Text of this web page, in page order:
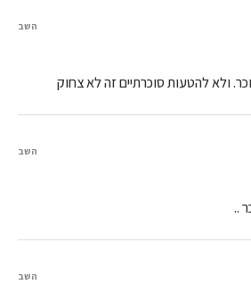
ולא להטעות סוכרתיים זה לא צחוק
השב
..
השב
השב